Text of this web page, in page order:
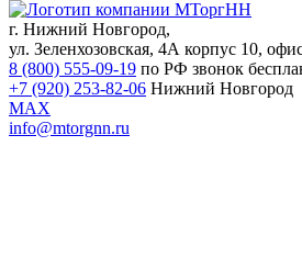
г. Нижний Новгород,
ул. Зеленхозовская, 4А корпус 10,
8 (800) 555-09-19 по РФ звонок
+7 (920) 253-82-06 Нижний Новгород
MAX
info@mtorgnn.ru